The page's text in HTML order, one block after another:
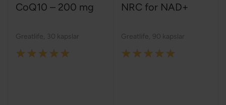
CoQ10 – 200 mg
Greatlife 30 kapslar
Rating:
NRC for NAD+
Greatlife 90 kapslar
Rating: